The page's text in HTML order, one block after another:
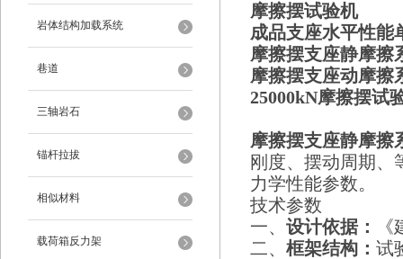
岩体结构加载系统
巷道
三轴岩石
锚杆拉拔
相似材料
载荷箱反力架
摩擦摆试验机
成品支座水平性能
摩擦摆支座静摩擦
摩擦摆支座动摩擦
25000kN摩擦摆试
摩擦摆支座静摩擦
刚度、摆动周期、
力学性能参数。
技术参数
一、 设计依据：
二、 框架结构： 试